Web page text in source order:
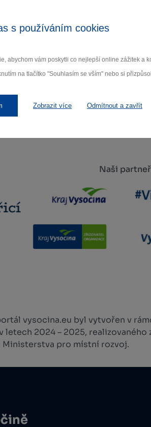
s používáním cookies
abychom vám poskytli co nejlepší online zážitek a
na tlačítko "Souhlasím se vším" nebo si
Zobrazit více Odmítnout a zavřít
nám na ochraně osobních údajů.
Naši
vysocina.eu byl vytvořen v
letech 2024 – 2025,
Ministerstva pro místní rozvoj.